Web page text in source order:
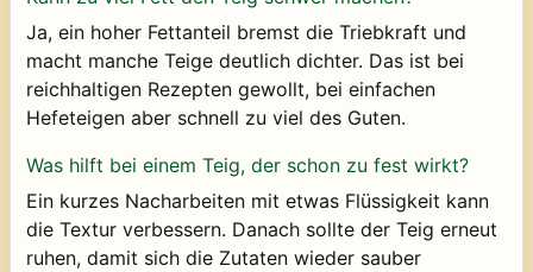
Ja, ein hoher Fettanteil bremst die Triebkraft und
macht manche Teige deutlich dichter. Das ist bei
reichhaltigen Rezepten gewollt, bei einfachen
Hefeteigen aber schnell zu viel des Guten.
Was hilft bei einem Teig, der schon zu fest wirkt?
Ein kurzes Nacharbeiten mit etwas Flüssigkeit kann
die Textur verbessern. Danach sollte der Teig erneut
ruhen, damit sich die Zutaten wieder sauber